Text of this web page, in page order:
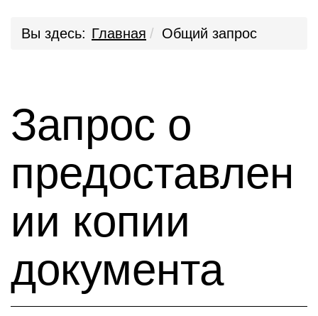
Вы здесь: Главная Общий запрос
Запрос о
предоставлен
ии копии
документа